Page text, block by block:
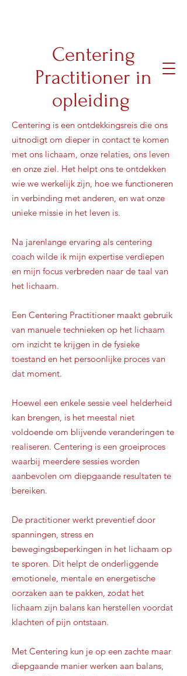
Centering
Practitioner in
opleiding
Centering is een ontdekkingsreis die ons
uitnodigt om dieper in contact te komen
met ons lichaam, onze relaties, ons leven
en onze ziel. Het helpt ons te ontdekken
wie we werkelijk zijn, hoe we functioneren
in verbinding met anderen, en wat onze
unieke missie in het leven is.
Na jarenlange ervaring als centering
coach wilde ik mijn expertise verdiepen
en mijn focus verbreden naar de taal van
het lichaam.
Een Centering Practitioner maakt gebruik
van manuele technieken op het lichaam
om inzicht te krijgen in de fysieke
toestand en het persoonlijke proces van
dat moment.
Hoewel een enkele sessie veel helderheid
kan brengen, is het meestal niet
voldoende om blijvende veranderingen te
realiseren. Centering is een groeiproces
waarbij meerdere sessies worden
aanbevolen om diepgaande resultaten te
bereiken.
De practitioner werkt preventief door
spanningen, stress en
bewegingsbeperkingen in het lichaam op
te sporen. Dit helpt de onderliggende
emotionele, mentale en energetische
oorzaken aan te pakken, zodat het
lichaam zijn balans kan herstellen voordat
klachten of pijn ontstaan.
Met Centering kun je op een zachte maar
diepgaande manier werken aan balans,